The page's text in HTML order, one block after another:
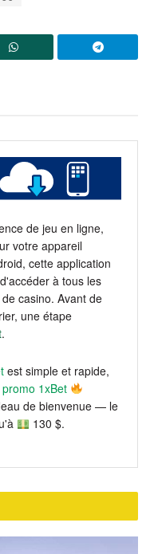
de jeu en ligne,
votre appareil
cette application
à tous les
casino. Avant de
une étape
.
est simple et rapide,
1xBet
de bienvenue — le
130 $.